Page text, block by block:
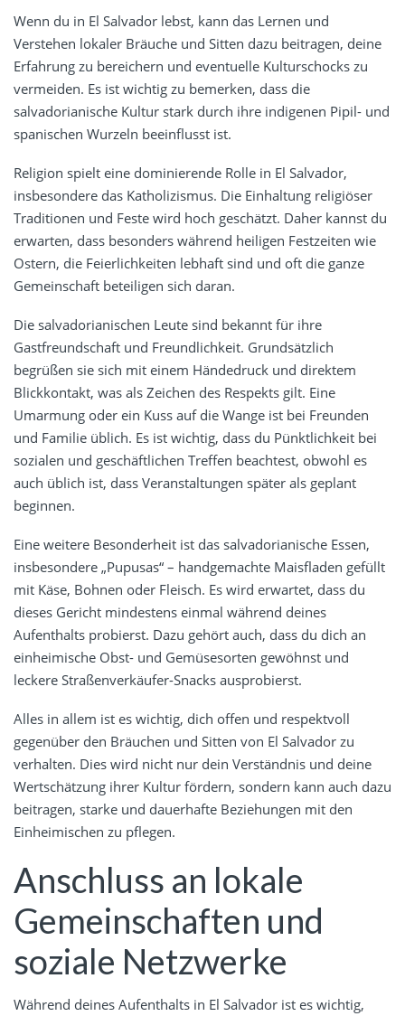
Wenn du in El Salvador lebst, kann das Lernen und
Verstehen lokaler Bräuche und Sitten dazu beitragen, deine
Erfahrung zu bereichern und eventuelle Kulturschocks zu
vermeiden. Es ist wichtig zu bemerken, dass die
salvadorianische Kultur stark durch ihre indigenen Pipil- und
spanischen Wurzeln beeinflusst ist.
Religion spielt eine dominierende Rolle in El Salvador,
insbesondere das Katholizismus. Die Einhaltung religiöser
Traditionen und Feste wird hoch geschätzt. Daher kannst du
erwarten, dass besonders während heiligen Festzeiten wie
Ostern, die Feierlichkeiten lebhaft sind und oft die ganze
Gemeinschaft beteiligen sich daran.
Die salvadorianischen Leute sind bekannt für ihre
Gastfreundschaft und Freundlichkeit. Grundsätzlich
begrüßen sie sich mit einem Händedruck und direktem
Blickkontakt, was als Zeichen des Respekts gilt. Eine
Umarmung oder ein Kuss auf die Wange ist bei Freunden
und Familie üblich. Es ist wichtig, dass du Pünktlichkeit bei
sozialen und geschäftlichen Treffen beachtest, obwohl es
auch üblich ist, dass Veranstaltungen später als geplant
beginnen.
Eine weitere Besonderheit ist das salvadorianische Essen,
insbesondere „Pupusas“ – handgemachte Maisfladen gefüllt
mit Käse, Bohnen oder Fleisch. Es wird erwartet, dass du
dieses Gericht mindestens einmal während deines
Aufenthalts probierst. Dazu gehört auch, dass du dich an
einheimische Obst- und Gemüsesorten gewöhnst und
leckere Straßenverkäufer-Snacks ausprobierst.
Alles in allem ist es wichtig, dich offen und respektvoll
gegenüber den Bräuchen und Sitten von El Salvador zu
verhalten. Dies wird nicht nur dein Verständnis und deine
Wertschätzung ihrer Kultur fördern, sondern kann auch dazu
beitragen, starke und dauerhafte Beziehungen mit den
Einheimischen zu pflegen.
Anschluss an lokale
Gemeinschaften und
soziale Netzwerke
Während deines Aufenthalts in El Salvador ist es wichtig,